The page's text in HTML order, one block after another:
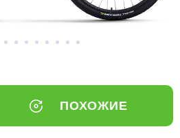
ПОХОЖИЕ
только
банка
% будут